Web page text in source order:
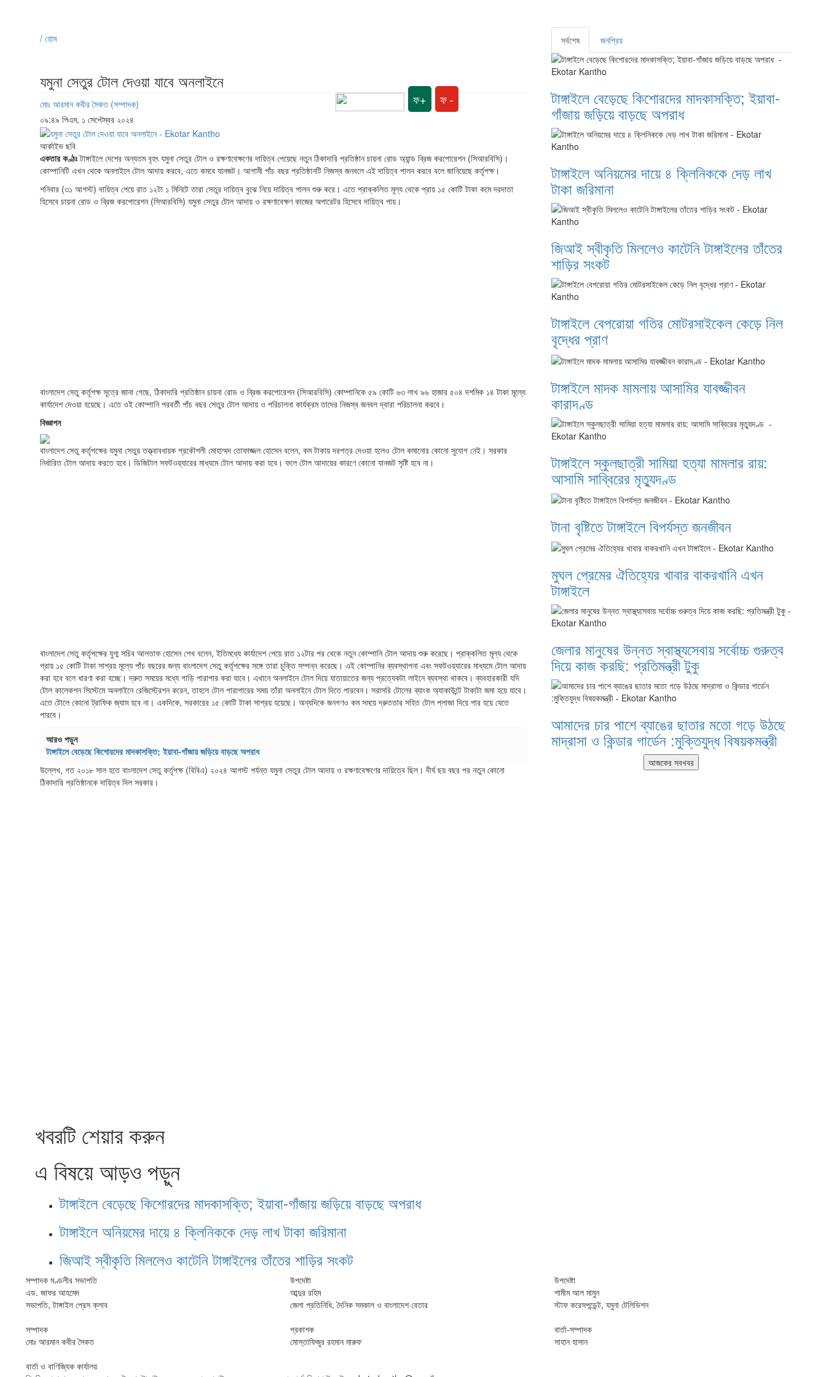
/ হোম
যমুনা সেতুর টোল দেওয়া যাবে অনলাইনে
মোঃ আরমান কবীর সৈকত (সম্পাদক)
০৯:৪৯ পিএম, ১ সেপ্টেম্বর ২০২৪
ফ+ ফ -
আর্কাইভ ছবি
একতার কণ্ঠঃটাঙ্গাইলে দেশের অন্যতম বৃহৎ যমুনা সেতুর টোল ও রক্ষণাবেক্ষণের দায়িত্ব পেয়েছে নতুন ঠিকাদারি প্রতিষ্ঠান চায়না রোড অ্যান্ড ব্রিজ করপোরেশন (সিআরবিসি)।
কোম্পানিটি এখন থেকে অনলাইনে টোল আদায় করবে, এতে কমবে যানজট। আগামী পাঁচ বছর প্রতিষ্ঠানটি নিজস্ব জনবলে এই দায়িত্ব পালন করবে বলে জানিয়েছে কর্তৃপক্ষ।
শনিবার (৩১ আগস্ট) দায়িত্ব পেয়ে রাত ১২টা ১ মিনিটে তারা সেতুর দায়িত্ব বুঝে নিয়ে দায়িত্ব পালন শুরু করে। এতে প্রাক্কলিত মূল্য থেকে প্রায় ১৫ কোটি টাকা কমে দরদাতা
হিসেবে চায়না রোড ও ব্রিজ করপোরেশন (সিআরবিসি) যমুনা সেতুর টোল আদায় ও রক্ষণাবেক্ষণ কাজের অপারেটর হিসেবে দায়িত্ব পায়।
বাংলাদেশ সেতু কর্তৃপক্ষ সূত্রে জানা গেছে, ঠিকাদারি প্রতিষ্ঠান চায়না রোড ও ব্রিজ করপোরেশন (সিআরবিসি) কোম্পানিকে ৫৯ কোটি ৬৩ লাখ ৯৬ হাজার ৫০৪ দশমিক ১৪ টাকা মূল্যে
কার্যাদেশ দেওয়া হয়েছে। এতে ওই কোম্পানি পরবর্তী পাঁচ বছর সেতুর টোল আদায় ও পরিচালনা কার্যক্রম তাদের নিজস্ব জনবল দ্বারা পরিচালনা করবে।
বিজ্ঞাপন
বাংলাদেশ সেতু কর্তৃপক্ষের যমুনা সেতুর তত্ত্বাবধায়ক প্রকৌশলী মোহাম্মদ তোফাজ্জল হোসেন বলেন, কম টাকায় দরপত্র দেওয়া হলেও টোল কমানোর কোনো সুযোগ নেই। সরকার
নির্ধারিত টোল আদায় করতে হবে। ডিজিটাল সফটওয়্যারের মাধ্যমে টোল আদায় করা হবে। ফলে টোল আদায়ের কারণে কোনো যানজট সৃষ্টি হবে না।
বাংলাদেশ সেতু কর্তৃপক্ষের যুগ্ম সচিব আলতাফ হোসেন শেখ বলেন, ইতিমধ্যে কার্যাদেশ পেয়ে রাত ১২টার পর থেকে নতুন কোম্পানি টোল আদায় শুরু করেছে। প্রাক্কলিত মূল্য থেকে
প্রায় ১৫ কোটি টাকা সাশ্রয় মূল্যে পাঁচ বছরের জন্য বাংলাদেশ সেতু কর্তৃপক্ষের সঙ্গে তারা চুক্তি সম্পন্ন করেছে। এই কোম্পানির ব্যবস্থাপনা এবং সফটওয়্যারের মাধ্যমে টোল আদায়
করা হবে বলে ধারণা করা হচ্ছে। দ্রুত সময়ের মধ্যে গাড়ি পারাপার করা যাবে। এখানে অনলাইনে টোল দিয়ে যাতায়াতের জন্য প্রত্যেকটা লাইনে ব্যবস্থা থাকবে। ব্যবহারকারী যদি
টোল কালেকশন সিস্টেমে অনলাইনে রেজিস্ট্রেশন করেন, তাহলে টোল পারাপারের সময় তাঁরা অনলাইনে টোল দিতে পারবেন। সরাসরি টোলের ব্যাংক অ্যাকাউন্টে টাকাটা জমা হয়ে যাবে।
এতে টোলে কোনো ট্রাফিক জ্যাম হবে না। একদিকে, সরকারের ১৫ কোটি টাকা সাশ্রয় হয়েছে। অন্যদিকে জনগণও কম সময়ে দ্রুততার সহিত টোল প্লাজা দিয়ে পার হয়ে যেতে
পারবে।
আরও পড়ুন
টাঙ্গাইলে বেড়েছে কিশোরদের মাদকাসক্তি; ইয়াবা-গাঁজায় জড়িয়ে বাড়ছে অপরাধ
উল্লেখ, গত ২০১৮ সাল হতে বাংলাদেশ সেতু কর্তৃপক্ষ (বিবিএ) ২০২৪ আগস্ট পর্যন্ত যমুনা সেতুর টোল আদায় ও রক্ষণাবেক্ষণের দায়িত্বে ছিল। দীর্ঘ ছয় বছর পর নতুন কোনো
ঠিকাদারি প্রতিষ্ঠানকে দায়িত্ব দিল সরকার।
খবরটি শেয়ার করুন
এ বিষয়ে আড়ও পড়ুন
টাঙ্গাইলে বেড়েছে কিশোরদের মাদকাসক্তি; ইয়াবা-গাঁজায় জড়িয়ে বাড়ছে অপরাধ
টাঙ্গাইলে অনিয়মের দায়ে ৪ ক্লিনিককে দেড় লাখ টাকা জরিমানা
জিআই স্বীকৃতি মিললেও কাটেনি টাঙ্গাইলের তাঁতের শাড়ির সংকট
সর্বশেষ জনপ্রিয়
টাঙ্গাইলে বেড়েছে কিশোরদের মাদকাসক্তি; ইয়াবা-
গাঁজায় জড়িয়ে বাড়ছে অপরাধ
টাঙ্গাইলে অনিয়মের দায়ে ৪ ক্লিনিককে দেড় লাখ
টাকা জরিমানা
জিআই স্বীকৃতি মিললেও কাটেনি টাঙ্গাইলের তাঁতের
শাড়ির সংকট
টাঙ্গাইলে বেপরোয়া গতির মোটরসাইকেল কেড়ে নিল
বৃদ্ধের প্রাণ
টাঙ্গাইলে মাদক মামলায় আসামির যাবজ্জীবন
কারাদণ্ড
টাঙ্গাইলে স্কুলছাত্রী সামিয়া হত্যা মামলার রায়:
আসামি সাব্বিরের মৃত্যুদণ্ড
টানা বৃষ্টিতে টাঙ্গাইলে বিপর্যস্ত জনজীবন
মুঘল প্রেমের ঐতিহ্যের খাবার বাকরখানি এখন
টাঙ্গাইলে
জেলার মানুষের উন্নত স্বাস্থ্যসেবায় সর্বোচ্চ গুরুত্ব
দিয়ে কাজ করছি: প্রতিমন্ত্রী টুকু
আমাদের চার পাশে ব্যাঙের ছাতার মতো গড়ে উঠছে
মাদ্রাসা ও কিন্ডার গার্ডেন :মুক্তিযুদ্ধ বিষয়কমন্ত্রী
সম্পাদক মণ্ডলীর সভাপতি
এড. জাফর আহমেদ
সভাপতি, টাঙ্গাইল প্রেস ক্লাব
উপদেষ্টা
আব্দুর রহিম
জেলা প্রতিনিধি, দৈনিক সমকাল ও বাংলাদেশ বেতার
উপদেষ্টা
শামীম আল মামুন
স্টাফ করেসপন্ডেন্ট, যমুনা টেলিভিশন
সম্পাদক
মোঃ আরমান কবীর সৈকত
প্রকাশক
মোস্তাফিজুর রহমান মারুফ
বার্তা-সম্পাদক
সাহান হাসান
বার্তা ও বাণিজ্যিক কার্যালয়